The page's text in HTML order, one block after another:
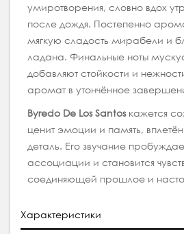
умиротворения, словно вдох
после дождя. Постепенно
мягкую сладость мирабели и
ладана. Финальные ноты
добавляют стойкости и
аромат в утончённое
Byredo De Los Santos кажется
ценит эмоции и память,
деталь. Его звучание
ассоциации и становится
соединяющей прошлое и
Характеристики